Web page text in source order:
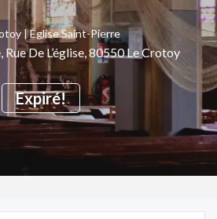
Expiré!
| Église Saint-Pierre
De L’église, 80550 Le Crotoy